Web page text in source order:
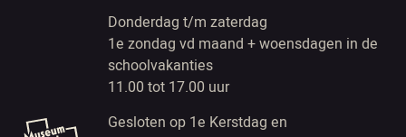
Donderdag t/m zaterdag
1e zondag vd maand + woensdagen in de
schoolvakanties
11.00 tot 17.00 uur
Gesloten op 1e Kerstdag en